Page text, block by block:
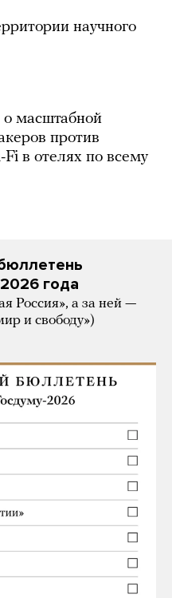
научного
масштабной
против
в отелях по всему
года
Россия», а за ней —
и свободу»)